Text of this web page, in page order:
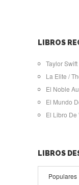
LIBROS
Taylor Swift
La Elite /
El Noble
El Mundo
El Libro De
LIBROS
Populares